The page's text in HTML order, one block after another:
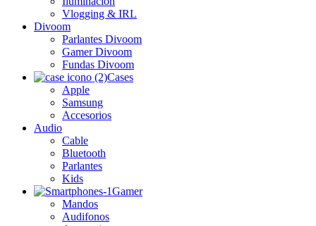
Vlogging & IRL
Divoom
Parlantes Divoom
Gamer Divoom
Fundas Divoom
Cases
Apple
Samsung
Accesorios
Audio
Cable
Bluetooth
Parlantes
Kids
Gamer
Mandos
Audifonos